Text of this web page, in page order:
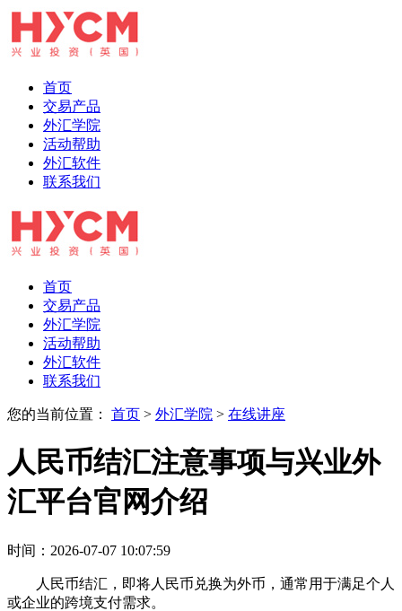
首页
交易产品
外汇学院
活动帮助
外汇软件
联系我们
首页
交易产品
外汇学院
活动帮助
外汇软件
联系我们
您的当前位置： 首页 > 外汇学院 > 在线讲座
人民币结汇注意事项与兴业外
汇平台官网介绍
时间：2026-07-07 10:07:59
人民币结汇，即将人民币兑换为外币，通常用于满足个人
或企业的跨境支付需求。